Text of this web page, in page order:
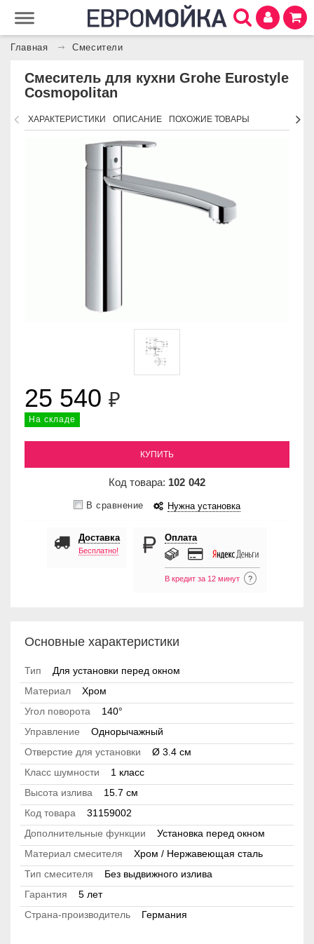
Главная Смесители
Смеситель для кухни Grohe Eurostyle
Cosmopolitan
ХАРАКТЕРИСТИКИ ОПИСАНИЕ ПОХОЖИЕ ТОВАРЫ
25 540 ₽
На складе
КУПИТЬ
Код товара: 102 042
В сравнение Нужна установка
Доставка
Бесплатно!
Оплата
В кредит за 12 минут ?
Основные характеристики
Тип
Для установки перед окном
Материал
Хром
Угол поворота
140°
Управление
Однорычажный
Отверстие для установки
Ø 3.4 см
Класс шумности
1 класс
Высота излива
15.7 см
Код товара
31159002
Дополнительные функции
Установка перед окном
Материал смесителя
Хром / Нержавеющая сталь
Тип смесителя
Без выдвижного излива
Гарантия
5 лет
Страна-производитель
Германия